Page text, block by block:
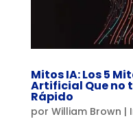
Mitos IA: Los 5
Artificial Que no
Rápido
por William Brown |